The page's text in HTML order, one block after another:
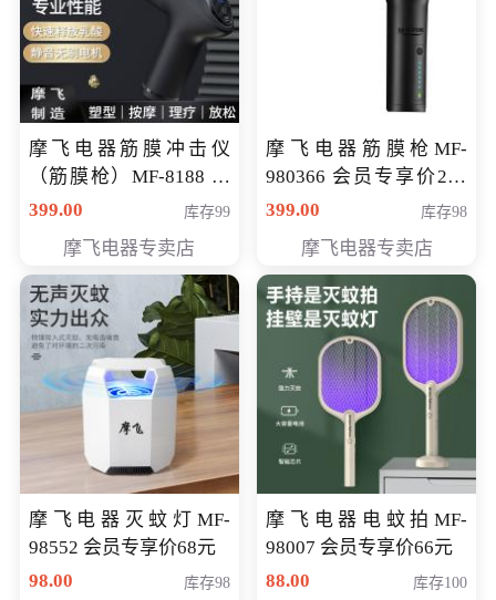
摩飞电器筋膜冲击仪
（筋膜枪）MF-8188 会
员专享价268元
399.00 库存99
摩飞电器专卖店
摩飞电器筋膜枪MF-
980366 会员专享价299
元
399.00 库存98
摩飞电器专卖店
摩飞电器灭蚊灯MF-
98552 会员专享价68元
98.00
库存98
摩飞电器电蚊拍MF-
98007 会员专享价66元
88.00
库存100